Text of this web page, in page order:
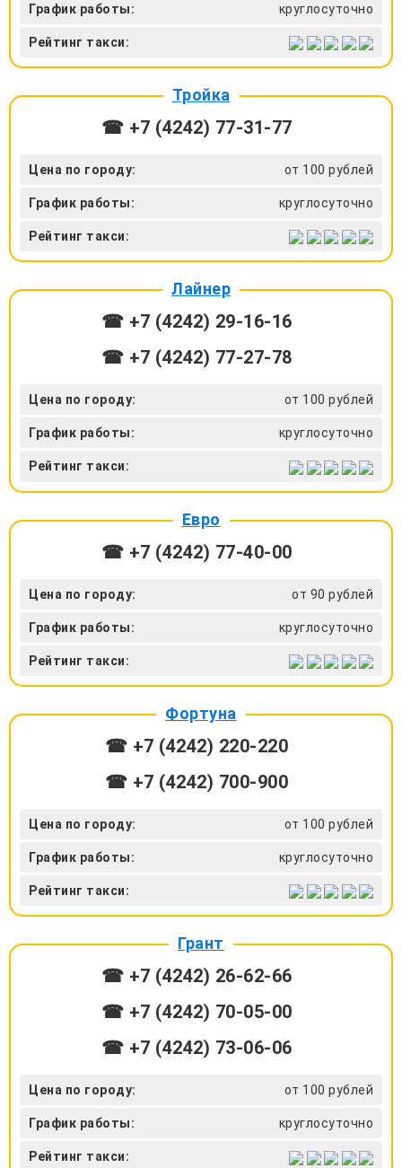
График работы: круглосуточно
Рейтинг такси:
Тройка
☎ +7 (4242) 77-31-77
Цена по городу: от 100 рублей
График работы: круглосуточно
Рейтинг такси:
Лайнер
☎ +7 (4242) 29‑16-16
☎ +7 (4242) 77‑27-78
Цена по городу: от 100 рублей
График работы: круглосуточно
Рейтинг такси:
Евро
☎ +7 (4242) 77‑40-00
Цена по городу: от 90 рублей
График работы: круглосуточно
Рейтинг такси:
Фортуна
☎ +7 (4242) 220-220
☎ +7 (4242) 700-900
Цена по городу: от 100 рублей
График работы: круглосуточно
Рейтинг такси:
Грант
☎ +7 (4242) 26‑62-66
☎ +7 (4242) 70‑05-00
☎ +7 (4242) 73‑06-06
Цена по городу: от 100 рублей
График работы: круглосуточно
Рейтинг такси: